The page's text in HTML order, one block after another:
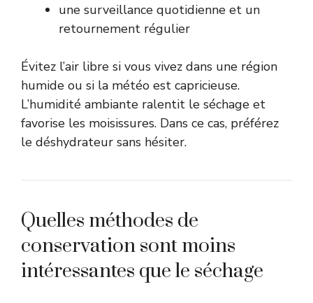
une surveillance quotidienne et un
retournement régulier
Évitez l’air libre si vous vivez dans une région
humide ou si la météo est capricieuse.
L’humidité ambiante ralentit le séchage et
favorise les moisissures. Dans ce cas, préférez
le déshydrateur sans hésiter.
Quelles méthodes de
conservation sont moins
intéressantes que le séchage